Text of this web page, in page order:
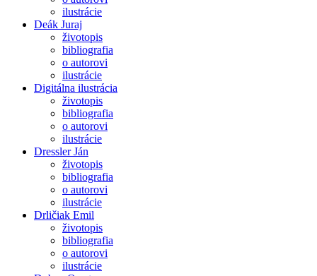
ilustrácie
Deák Juraj
životopis
bibliografia
o autorovi
ilustrácie
Digitálna ilustrácia
životopis
bibliografia
o autorovi
ilustrácie
Dressler Ján
životopis
bibliografia
o autorovi
ilustrácie
Drličiak Emil
životopis
bibliografia
o autorovi
ilustrácie